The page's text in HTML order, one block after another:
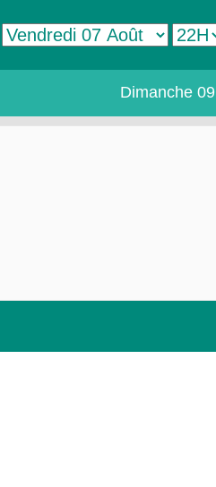
Dimanche 09